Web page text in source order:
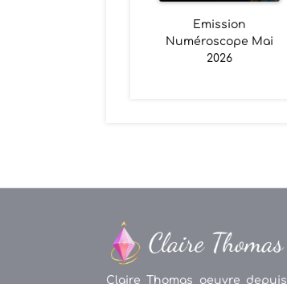
Emission
Numéroscope Mai
2026
Claire Thomas oeuvre depuis